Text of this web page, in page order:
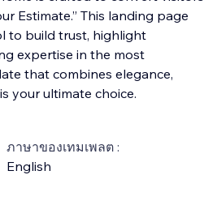
Estimate.” This landing page
to build trust, highlight
expertise in the most
that combines elegance,
your ultimate choice.
ภาษาของเทมเพลต :
English